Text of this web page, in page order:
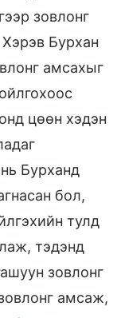
зовлонг
Бурхан
амсахыг
цөөн хэдэн
Бурханд
бол,
тулд
тэдэнд
зовлонг
амсаж,